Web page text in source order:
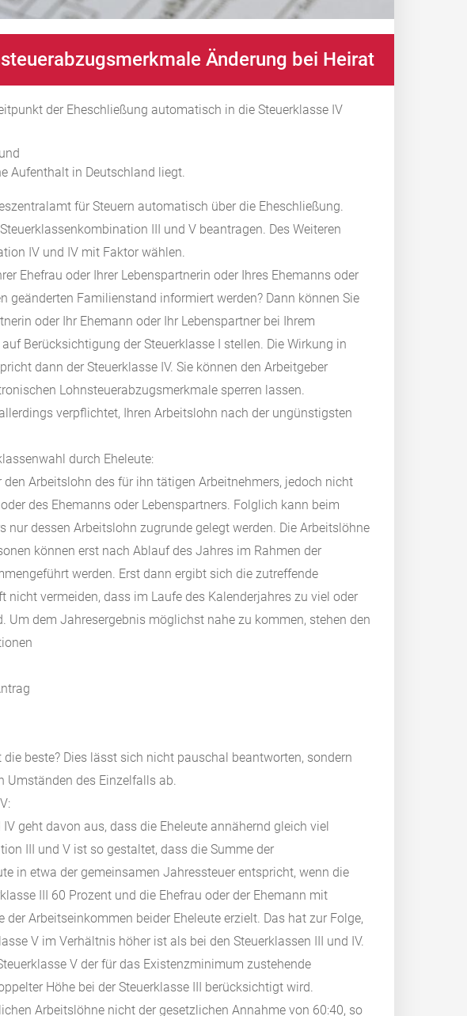
Änderung bei Heirat
der Eheschließung automatisch in die Steuerklasse IV
Aufenthalt in Deutschland liegt.
für Steuern automatisch über die Eheschließung.
III und V beantragen. Des Weiteren
IV und IV mit Faktor wählen.
Ehefrau oder Ihrer Lebenspartnerin oder Ihres Ehemanns oder
geänderten Familienstand informiert werden? Dann können Sie
oder Ihr Ehemann oder Ihr Lebenspartner bei Ihrem
Berücksichtigung der Steuerklasse I stellen. Die Wirkung in
dann der Steuerklasse IV. Sie können den Arbeitgeber
Lohnsteuerabzugsmerkmale sperren lassen.
verpflichtet, Ihren Arbeitslohn nach der ungünstigsten
durch Eheleute:
den Arbeitslohn des für ihn tätigen Arbeitnehmers, jedoch nicht
des Ehemanns oder Lebenspartners. Folglich kann beim
nur dessen Arbeitslohn zugrunde gelegt werden. Die Arbeitslöhne
können erst nach Ablauf des Jahres im Rahmen der
werden. Erst dann ergibt sich die zutreffende
nicht vermeiden, dass im Laufe des Kalenderjahres zu viel oder
Um dem Jahresergebnis möglichst nahe zu kommen, stehen den
beste? Dies lässt sich nicht pauschal beantworten, sondern
Umständen des Einzelfalls ab.
geht davon aus, dass die Eheleute annähernd gleich viel
III und V ist so gestaltet, dass die Summe der
in etwa der gemeinsamen Jahressteuer entspricht, wenn die
III 60 Prozent und die Ehefrau oder der Ehemann mit
der Arbeitseinkommen beider Eheleute erzielt. Das hat zur Folge,
V im Verhältnis höher ist als bei den Steuerklassen III und IV.
V der für das Existenzminimum zustehende
Höhe bei der Steuerklasse III berücksichtigt wird.
Arbeitslöhne nicht der gesetzlichen Annahme von 60:40, so